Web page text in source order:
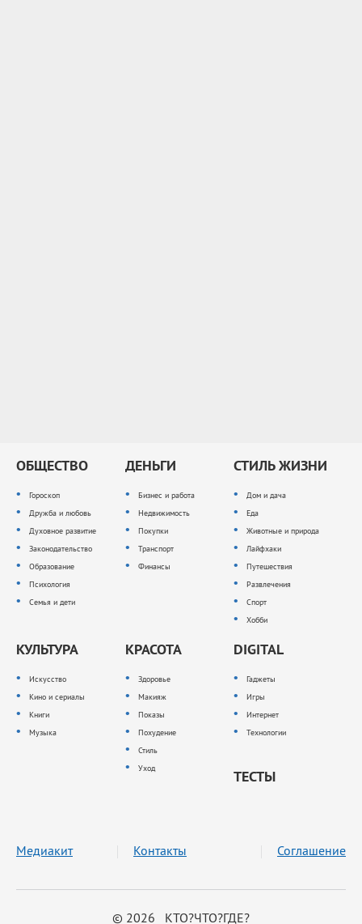
ОБЩЕСТВО
Гороскоп
Дружба и любовь
Духовное развитие
Законодательство
Образование
Психология
Семья и дети
ДЕНЬГИ
Бизнес и работа
Недвижимость
Покупки
Транспорт
Финансы
СТИЛЬ ЖИЗНИ
Дом и дача
Еда
Животные и природа
Лайфхаки
Путешествия
Развлечения
Спорт
Хобби
КУЛЬТУРА
Искусство
Кино и сериалы
Книги
Музыка
КРАСОТА
Здоровье
Макияж
Показы
Похудение
Стиль
Уход
DIGITAL
Гаджеты
Игры
Интернет
Технологии
ТЕСТЫ
© 2026 КТО?ЧТО?ГДЕ?
Медиакит Контакты Соглашение